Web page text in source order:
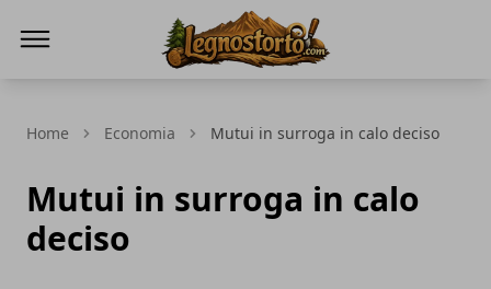
Home Economia Mutui in surroga in calo deciso
Mutui in surroga in calo
deciso